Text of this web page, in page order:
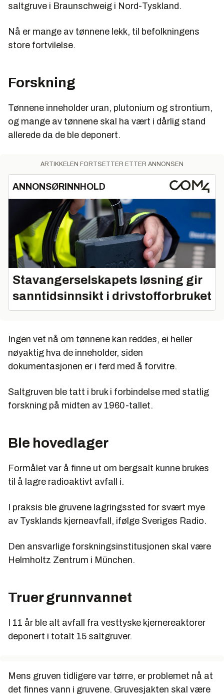
saltgruve i Braunschweig i Nord-Tyskland.
Nå er mange av tønnene lekk, til befolkningens
store fortvilelse.
Forskning
Tønnene inneholder uran, plutonium og strontium,
og mange av tønnene skal ha vært i dårlig stand
allerede da de ble deponert.
ARTIKKELEN FORTSETTER ETTER ANNONSEN
ANNONSØRINNHOLD
Stavangerselskapets løsning gir
sanntidsinnsikt i drivstofforbruket
Ingen vet nå om tønnene kan reddes, ei heller
nøyaktig hva de inneholder, siden
dokumentasjonen er i ferd med å forvitre.
Saltgruven ble tatt i bruk i forbindelse med statlig
forskning på midten av 1960-tallet.
Ble hovedlager
Formålet var å finne ut om bergsalt kunne brukes
til å lagre radioaktivt avfall i.
I praksis ble gruvene lagringssted for svært mye
av Tysklands kjerneavfall, ifølge Sveriges Radio.
Den ansvarlige forskningsinstitusjonen skal være
Helmholtz Zentrum i München.
Truer grunnvannet
I 11 år ble alt avfall fra vesttyske kjernereaktorer
deponert i totalt 15 saltgruver.
Mens gruven tidligere var tørre, er problemet nå at
det finnes vann i gruvene. Gruvesjakten skal være